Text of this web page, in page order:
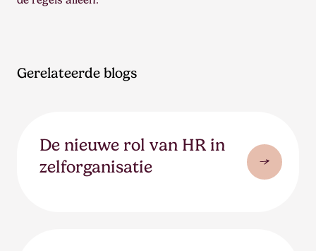
Gerelateerde blogs
De nieuwe rol van HR in
zelforganisatie